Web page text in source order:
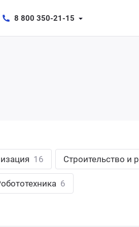
8 800 350-21-15
16 Строительство и
6